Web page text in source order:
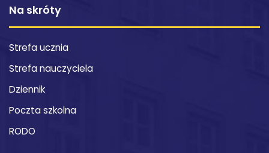
Na skróty
Strefa ucznia
Strefa nauczyciela
Dziennik
Poczta szkolna
RODO